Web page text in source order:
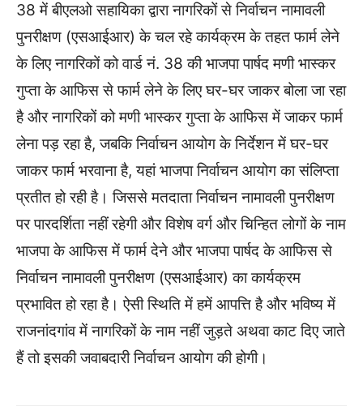
38 में बीएलओ सहायिका द्वारा नागरिकों से निर्वाचन नामावली
पुनरीक्षण (एसआईआर) के चल रहे कार्यक्रम के तहत फार्म लेने
के लिए नागरिकों को वार्ड नं. 38 की भाजपा पार्षद मणी भास्कर
गुप्ता के आफिस से फार्म लेने के लिए घर-घर जाकर बोला जा रहा
है और नागरिकों को मणी भास्कर गुप्ता के आफिस में जाकर फार्म
लेना पड़ रहा है, जबकि निर्वाचन आयोग के निर्देशन में घर-घर
जाकर फार्म भरवाना है, यहां भाजपा निर्वाचन आयोग का संलिप्ता
प्रतीत हो रही है। जिससे मतदाता निर्वाचन नामावली पुनरीक्षण
पर पारदर्शिता नहीं रहेगी और विशेष वर्ग और चिन्हित लोगों के नाम
भाजपा के आफिस में फार्म देने और भाजपा पार्षद के आफिस से
निर्वाचन नामावली पुनरीक्षण (एसआईआर) का कार्यक्रम
प्रभावित हो रहा है। ऐसी स्थिति में हमें आपत्ति है और भविष्य में
राजनांदगांव में नागरिकों के नाम नहीं जुड़ते अथवा काट दिए जाते
हैं तो इसकी जवाबदारी निर्वाचन आयोग की होगी।